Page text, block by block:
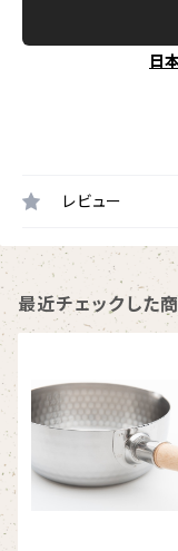
日
レビュー
最近チェックした